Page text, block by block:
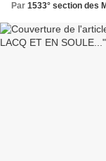
Par 1533° section des